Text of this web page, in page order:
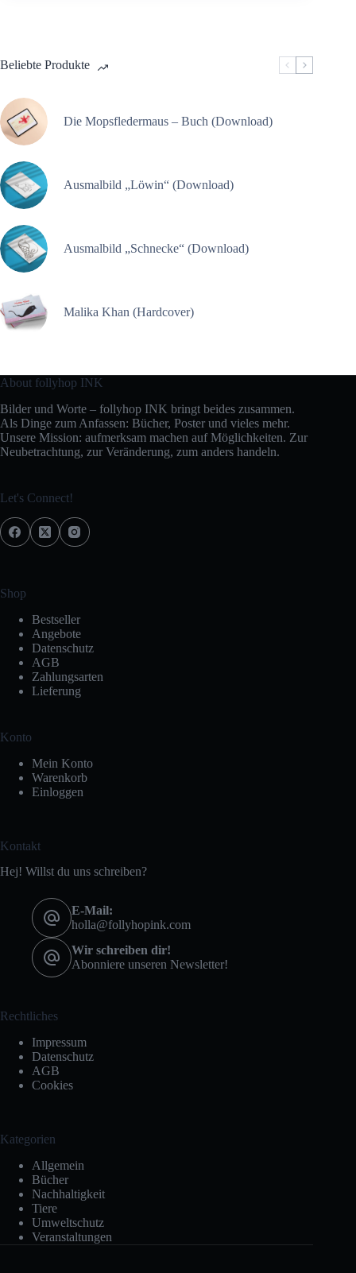
Beliebte Produkte
Die Mopsfledermaus – Buch (Download)
Ausmalbild „Löwin“ (Download)
Ausmalbild „Schnecke“ (Download)
Malika Khan (Hardcover)
About follyhop INK
Bilder und Worte – follyhop INK bringt beides zusammen.
Als Dinge zum Anfassen: Bücher, Poster und vieles mehr.
Unsere Mission: aufmerksam machen auf Möglichkeiten. Zur
Neubetrachtung, zur Veränderung, zum anders handeln.
Let's Connect!
Shop
Bestseller
Angebote
Datenschutz
AGB
Zahlungsarten
Lieferung
Konto
Mein Konto
Warenkorb
Einloggen
Kontakt
Hej! Willst du uns schreiben?
E-Mail:
holla@follyhopink.com
Wir schreiben dir!
Abonniere unseren Newsletter!
Rechtliches
Impressum
Datenschutz
AGB
Cookies
Kategorien
Allgemein
Bücher
Nachhaltigkeit
Tiere
Umweltschutz
Veranstaltungen